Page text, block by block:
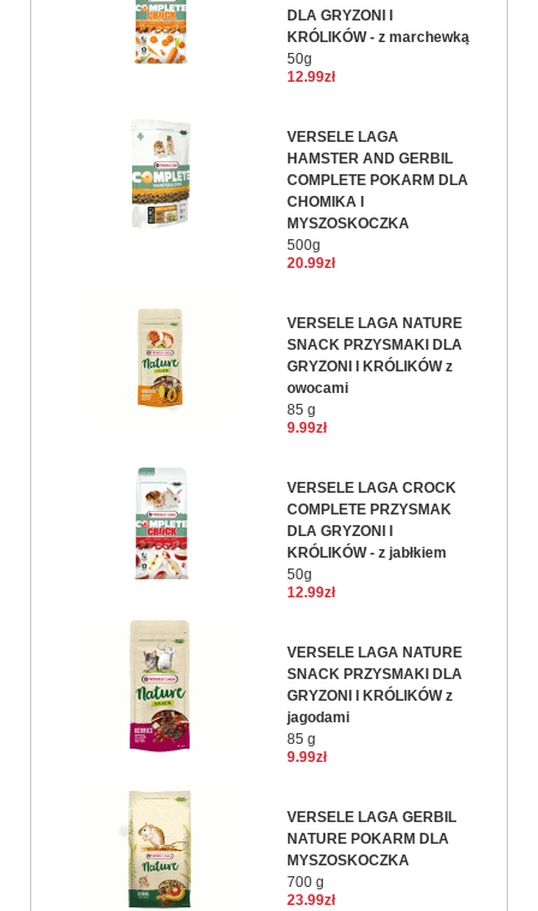
DLA GRYZONI I
KRÓLIKÓW - z marchewką
50g
12.99zł
VERSELE LAGA
HAMSTER AND GERBIL
COMPLETE POKARM DLA
CHOMIKA I
MYSZOSKOCZKA
500g
20.99zł
VERSELE LAGA NATURE
SNACK PRZYSMAKI DLA
GRYZONI I KRÓLIKÓW z
owocami
85 g
9.99zł
VERSELE LAGA CROCK
COMPLETE PRZYSMAK
DLA GRYZONI I
KRÓLIKÓW - z jabłkiem
50g
12.99zł
VERSELE LAGA NATURE
SNACK PRZYSMAKI DLA
GRYZONI I KRÓLIKÓW z
jagodami
85 g
9.99zł
VERSELE LAGA GERBIL
NATURE POKARM DLA
MYSZOSKOCZKA
700 g
23.99zł